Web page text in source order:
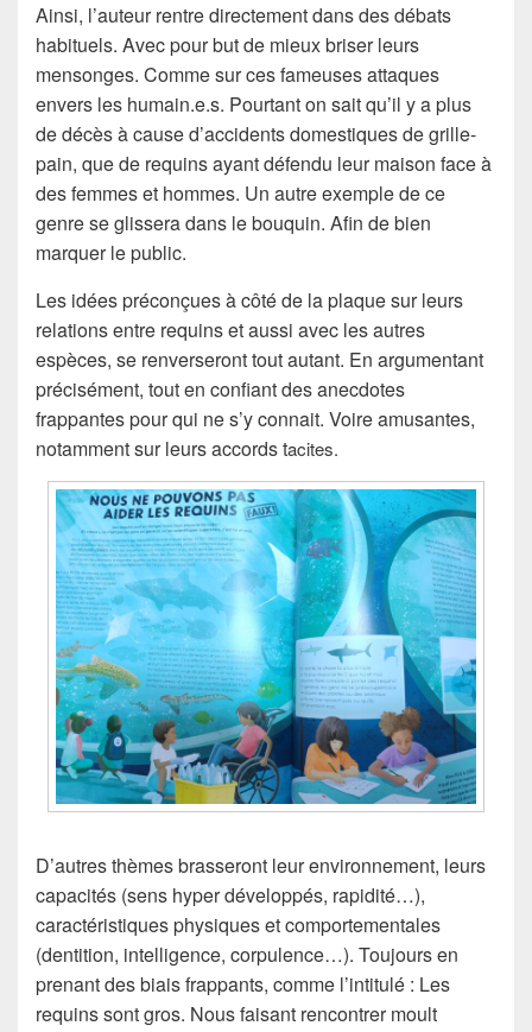
Ainsi, l’auteur rentre directement dans des débats
habituels. Avec pour but de mieux briser leurs
mensonges. Comme sur ces fameuses attaques
envers les humain.e.s. Pourtant on sait qu’il y a plus
de décès à cause d’accidents domestiques de grille-
pain, que de requins ayant défendu leur maison face à
des femmes et hommes. Un autre exemple de ce
genre se glissera dans le bouquin. Afin de bien
marquer le public.
Les idées préconçues à côté de la plaque sur leurs
relations entre requins et aussi avec les autres
espèces, se renverseront tout autant. En argumentant
précisément, tout en confiant des anecdotes
frappantes pour qui ne s’y connait. Voire amusantes,
notamment sur leurs accords tacites.
D’autres thèmes brasseront leur environnement, leurs
capacités (sens hyper développés, rapidité…),
caractéristiques physiques et comportementales
(dentition, intelligence, corpulence…). Toujours en
prenant des biais frappants, comme l’intitulé : Les
requins sont gros. Nous faisant rencontrer moult